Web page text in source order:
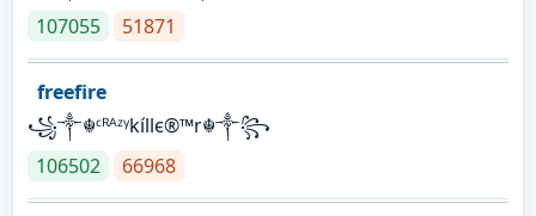
107055
51871
freefire
꧁༒☬ᶜᴿᴬᶻᵞkíllє®™r☬༒꧂
106502
66968